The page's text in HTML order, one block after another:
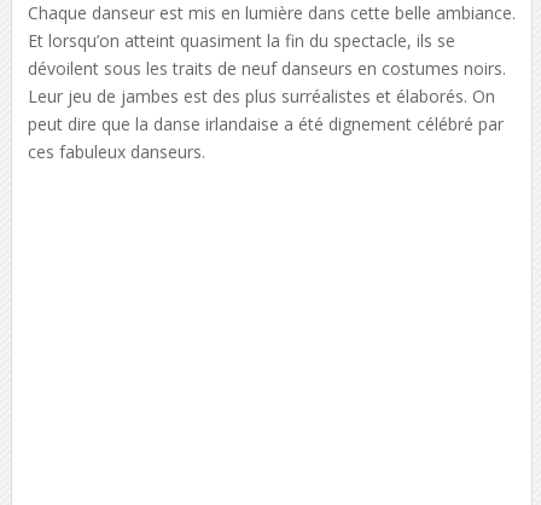
Chaque danseur est mis en lumière dans cette belle ambiance.
Et lorsqu’on atteint quasiment la fin du spectacle, ils se
dévoilent sous les traits de neuf danseurs en costumes noirs.
Leur jeu de jambes est des plus surréalistes et élaborés. On
peut dire que la danse irlandaise a été dignement célébré par
ces fabuleux danseurs.